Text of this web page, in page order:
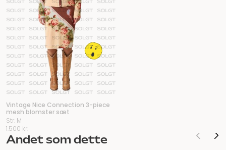
Vintage Nice Connection 3-piece
mesh blomster sæt
Str. M
1.500 kr.
Andet som dette